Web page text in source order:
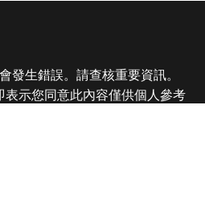
發生錯誤。請查核重要資訊。
表示您同意此內容僅供個人參考